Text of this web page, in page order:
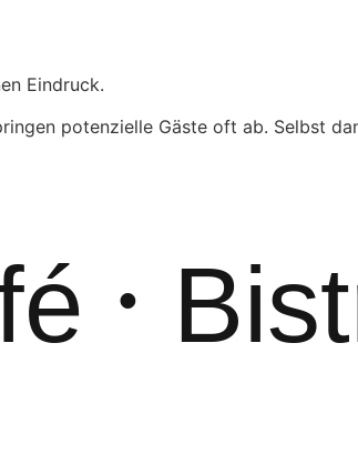
Eindruck.
potenzielle Gäste oft ab. Selbst
• Bistro